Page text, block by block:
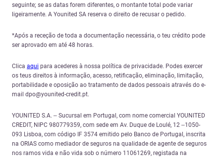
seguinte; se as datas forem diferentes, o montante total pode variar
ligeiramente. A Younited SA reserva o direito de recusar o pedido.
*Após a receção de toda a documentação necessária, o teu crédito pode
ser aprovado em até 48 horas.
Clica aqui para acederes à nossa política de privacidade. Podes exercer
os teus direitos à informação, acesso, retificação, eliminação, limitação,
portabilidade e oposição ao tratamento de dados pessoais através do e-
mail dpo@younited-credit.pt.
YOUNITED S.A. – Sucursal em Portugal, com nome comercial YOUNITED
CREDIT, NIPC 980779359, com sede em Av. Duque de Loulé, 12 –1050-
093 Lisboa, com código IF 3574 emitido pelo Banco de Portugal, inscrita
na ORIAS como mediador de seguros na qualidade de agente de seguros
nos ramos vida e não vida sob o número 11061269, registada na